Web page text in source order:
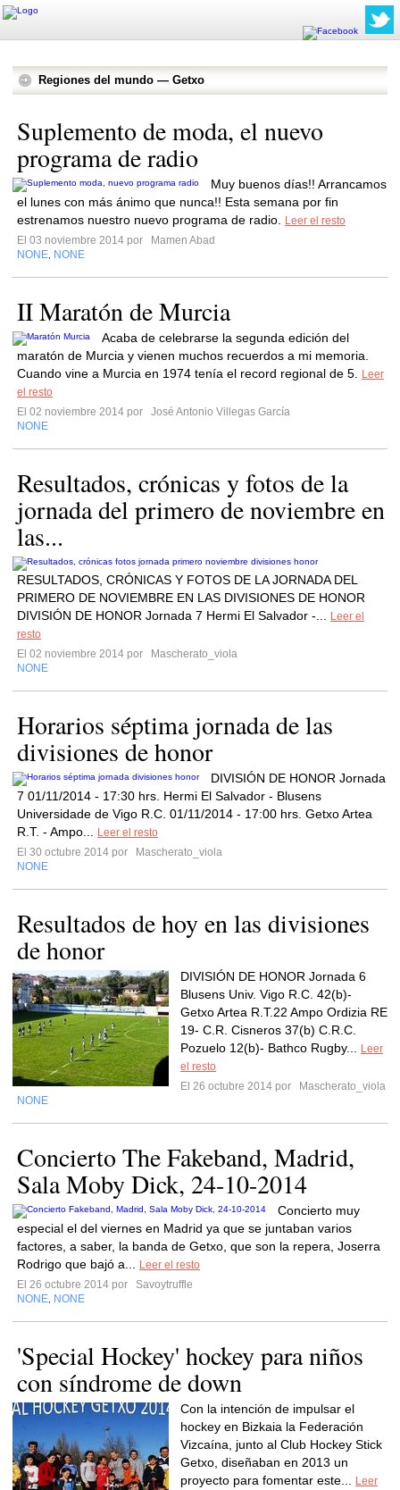
Regiones del mundo — Getxo
Suplemento de moda, el nuevo
programa de radio
Muy buenos días!! Arrancamos
el lunes con más ánimo que nunca!! Esta semana por fin
estrenamos nuestro nuevo programa de radio.
Leer el resto
El 03 noviembre 2014 por
Mamen Abad
NONE NONE
II Maratón de Murcia
Acaba de celebrarse la segunda edición del
maratón de Murcia y vienen muchos recuerdos a mi memoria.
Cuando vine a Murcia en 1974 tenía el record regional de 5.
Leer
el resto
El 02 noviembre 2014 por
José Antonio Villegas García
NONE
Resultados, crónicas y fotos de la
jornada del primero de noviembre en
las...
RESULTADOS, CRÓNICAS Y FOTOS DE LA JORNADA DEL
PRIMERO DE NOVIEMBRE EN LAS DIVISIONES DE HONOR
DIVISIÓN DE HONOR Jornada 7 Hermi El Salvador -...
Leer el
resto
El 02 noviembre 2014 por
Mascherato_viola
NONE
Horarios séptima jornada de las
divisiones de honor
DIVISIÓN DE HONOR Jornada
7 01/11/2014 - 17:30 hrs. Hermi El Salvador - Blusens
Universidade de Vigo R.C. 01/11/2014 - 17:00 hrs. Getxo Artea
R.T. - Ampo...
Leer el resto
El 30 octubre 2014 por
Mascherato_viola
NONE
Resultados de hoy en las divisiones
de honor
DIVISIÓN DE HONOR Jornada 6
Blusens Univ. Vigo R.C. 42(b)-
Getxo Artea R.T.22 Ampo Ordizia RE
19- C.R. Cisneros 37(b) C.R.C.
Pozuelo 12(b)- Bathco Rugby...
Leer
el resto
El 26 octubre 2014 por
Mascherato_viola
NONE
Concierto The Fakeband, Madrid,
Sala Moby Dick, 24-10-2014
Concierto muy
especial el del viernes en Madrid ya que se juntaban varios
factores, a saber, la banda de Getxo, que son la repera, Joserra
Rodrigo que bajó a...
Leer el resto
El 26 octubre 2014 por
Savoytruffle
NONE NONE
'Special Hockey' hockey para niños
con síndrome de down
Con la intención de impulsar el
hockey en Bizkaia la F​ederación
Vizcaína, junto al Club Hockey Stick
Getxo, diseñaban en 2013 un
proyecto para fomentar este...
Leer